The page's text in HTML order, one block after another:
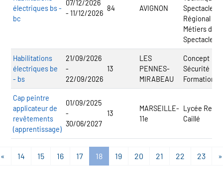
électriques bs -
bc
07/12/2026
- 11/12/2026
84 AVIGNON
Spectacle -
Régional
Métiers du
Spectacle
Habilitations
électriques be
- bs
21/09/2026
-
22/09/2026
13
LES
PENNES-
MIRABEAU
Concept
Sécurité
Formation
Cap peintre
applicateur de
revêtements
(apprentissage)
01/09/2025
-
30/06/2027
13
MARSEILLE-
11e
Lycée René
Caillé
« 14 15 16 17 18 19 20 21 22 23 »